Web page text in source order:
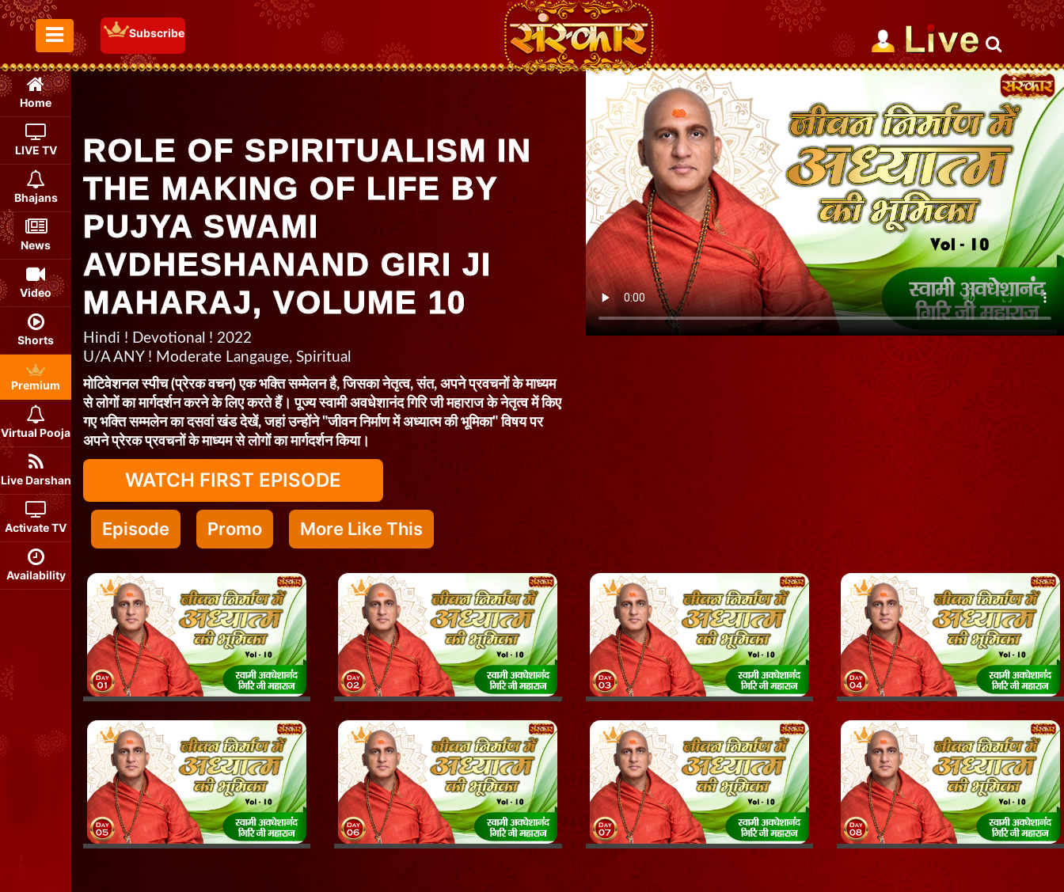
Toggle Menu
Subscribe
Home
LIVE TV
Bhajans
News
Video
Shorts
Premium
Virtual Pooja
Live Darshan
Activate TV
Availability
ROLE OF SPIRITUALISM IN
THE MAKING OF LIFE BY
PUJYA SWAMI
AVDHESHANAND GIRI JI
MAHARAJ, VOLUME 10
Hindi ! Devotional ! 2022
U/A ANY ! Moderate Langauge, Spiritual
मोटिवेशनल स्पीच (प्रेरक वचन) एक भक्ति सम्मेलन है, जिसका नेतृत्व, संत, अपने प्रवचनों के माध्यम
से लोगों का मार्गदर्शन करने के लिए करते हैं। पूज्य स्वामी अवधेशानंद गिरि जी महाराज के नेतृत्व में किए
गए भक्ति सम्मलेन का दसवां खंड देखें, जहां उन्होंने "जीवन निर्माण में अध्यात्म की भूमिका" विषय पर
अपने प्रेरक प्रवचनों के माध्यम से लोगों का मार्गदर्शन किया।
WATCH FIRST EPISODE
Episode Promo More Like This